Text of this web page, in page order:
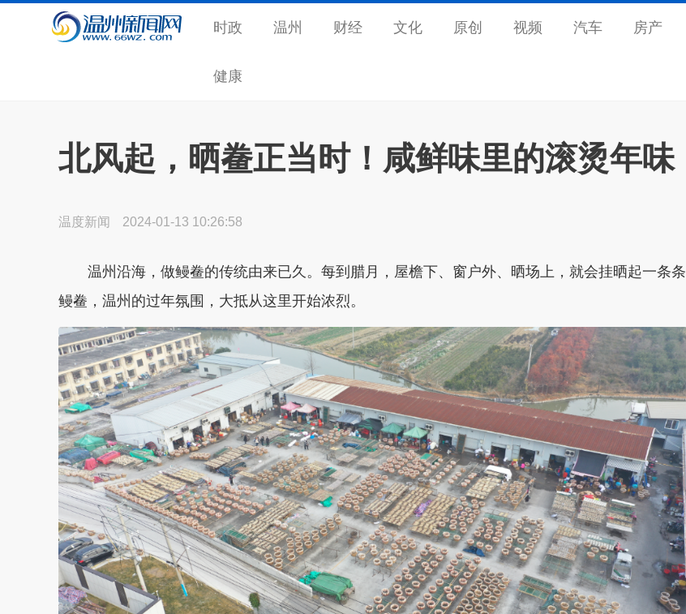
时政 温州 财经 文化 原创 视频 汽车 房产
健康
北风起，晒鲞正当时！咸鲜味里的滚烫年味
温度新闻 2024-01-13 10:26:58
温州沿海，做鳗鲞的传统由来已久。每到腊月，屋檐下、窗户外、晒场上，就会挂晒起一条条
鳗鲞，温州的过年氛围，大抵从这里开始浓烈。